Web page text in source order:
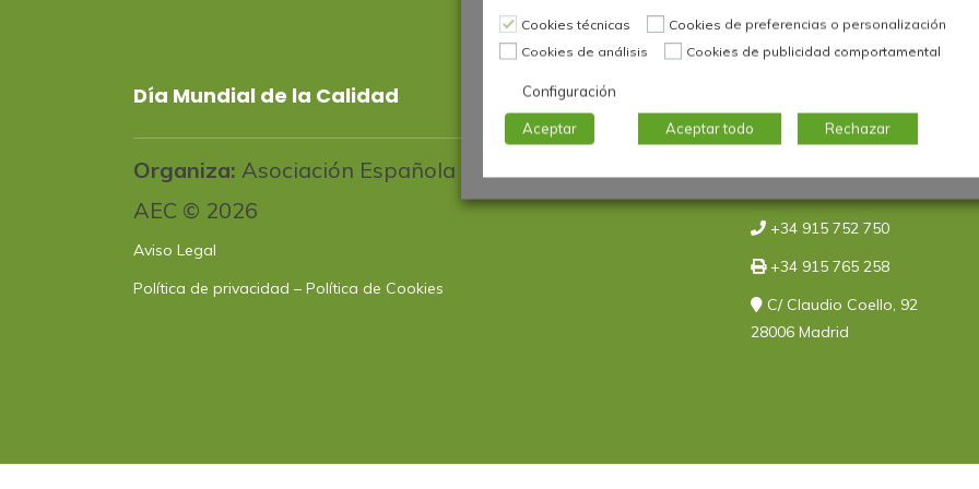
Día Mundial de la Calidad
Organiza: Asociación Española para la Calidad
AEC © 2026
Aviso Legal
Política de privacidad – Política de Cookies
+34 915 752 750
+34 915 765 258
C/ Claudio Coello, 92
28006 Madrid
Cookies técnicas
Cookies de preferencias o personalización
Cookies de análisis
Cookies de publicidad comportamental
Configuración
Aceptar Aceptar todo Rechazar